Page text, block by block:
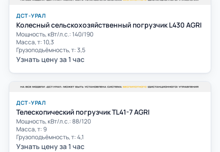
ДСТ-УРАЛ
Колесный сельскохозяйственный погрузчик L430 AGRI
Мощность, кВт/л.с.: 140/190
Масса, т: 10,3
Грузоподъёмность, т: 3,5
Узнать цену за 1 час
ДСТ-УРАЛ
Телескопический погрузчик TL41-7 AGRI
Мощность, кВт/л.с.: 88/120
Масса, т: 9
Грузоподъёмность, т: 4,1
Узнать цену за 1 час